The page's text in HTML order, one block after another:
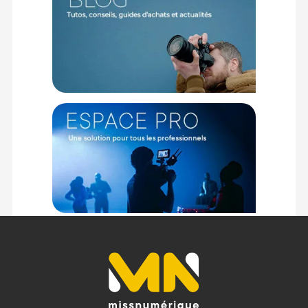
roulement fluide et silencieux sur n'importe quelle surface,
tandis que sa poignée télescopique rétractable multi-niveaux
et ses multiples poignées de transport assurent une
Caractéristiques du sac de voyage à roulettes rigide
Peli Aegis 22" - Noir
Marque : Pelican (Peli)
Modèle : AEGIS 22" Carry-On Rolling Hybrid Duffel - Noir
Catégorie : Sac de voyage hybride à roulettes
Format : Bagage cabine (22 pouces)
Volume maximal : 47 Litres (12,4 gallons)
Technologie de protection : Pelican Shield™ (face avant
thermoformée en EVA et base/coque en polycarbonate)
Matériau extérieur : Tissu Cordura 500D résistant à l'eau et à
compatibles avec un cadenas
Type d'intérieur : Compartiment principal rembourré (nu,
optimisé pour les vêtements ou inserts modulaires